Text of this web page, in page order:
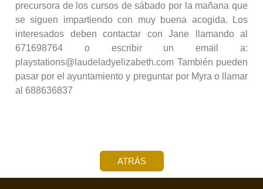
precursora de los cursos de sábado por la mañana que
se siguen impartiendo con muy buena acogida. Los
interesados deben contactar con Jane llamando al
671698764 o escribir un email a:
playstations@laudeladyelizabeth.com También pueden
pasar por el ayuntamiento y preguntar por Myra o llamar
al 688636837
ATRÁS